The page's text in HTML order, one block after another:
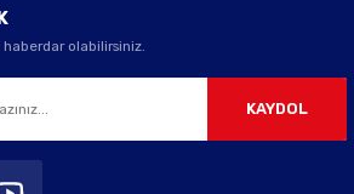
haberdar olabilirsiniz.
KAYDOL